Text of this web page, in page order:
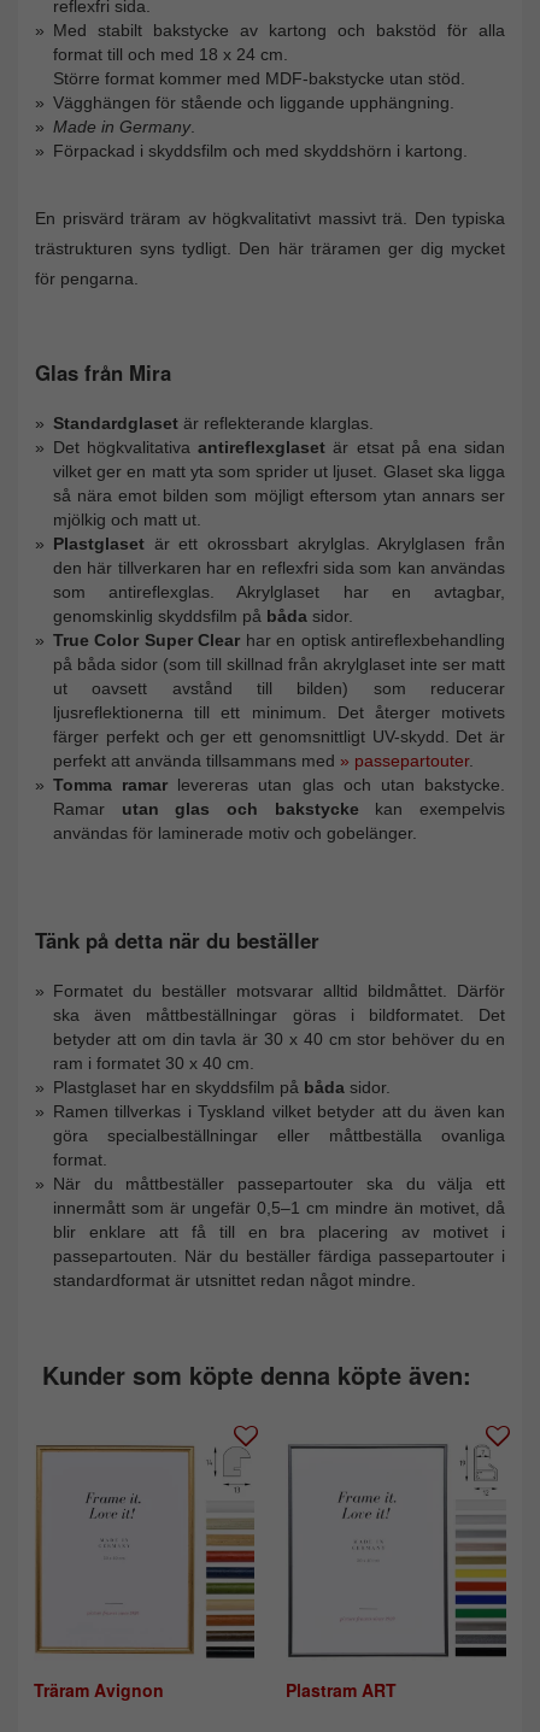
reflexfri sida.
Med stabilt bakstycke av kartong och bakstöd för alla
format till och med 18 x 24 cm.
Större format kommer med MDF-bakstycke utan stöd.
Vägghängen för stående och liggande upphängning.
Made in Germany.
Förpackad i skyddsfilm och med skyddshörn i kartong.
En prisvärd träram av högkvalitativt massivt trä. Den typiska
trästrukturen syns tydligt. Den här träramen ger dig mycket
för pengarna.
Glas från Mira
Standardglaset är reflekterande klarglas.
Det högkvalitativaantireflexglaset är etsat på ena sidan
vilket ger en matt yta som sprider ut ljuset. Glaset ska ligga
så nära emot bilden som möjligt eftersom ytan annars ser
mjölkig och matt ut.
Plastglaset är ett okrossbart akrylglas. Akrylglasen från
den här tillverkaren har en reflexfri sida som kan användas
som antireflexglas. Akrylglaset har en avtagbar,
genomskinlig skyddsfilm på båda sidor.
True Color Super Clear har en optisk antireflexbehandling
på båda sidor (som till skillnad från akrylglaset inte ser matt
ut oavsett avstånd till bilden) som reducerar
ljusreflektionerna till ett minimum. Det återger motivets
färger perfekt och ger ett genomsnittligt UV-skydd. Det är
perfekt att använda tillsammans med » passepartouter.
Tomma ramar levereras utan glas och utan bakstycke.
Ramar utan glas och bakstycke kan exempelvis
användas för laminerade motiv och gobelänger.
Tänk på detta när du beställer
Formatet du beställer motsvarar alltid bildmåttet. Därför
ska även måttbeställningar göras i bildformatet. Det
betyder att om din tavla är 30 x 40 cm stor behöver du en
ram i formatet 30 x 40 cm.
Plastglaset har en skyddsfilm på båda sidor.
Ramen tillverkas i Tyskland vilket betyder att du även kan
göra specialbeställningar eller måttbeställa ovanliga
format.
När du måttbeställer passepartouter ska du välja ett
innermått som är ungefär 0,5–1 cm mindre än motivet, då
blir enklare att få till en bra placering av motivet i
passepartouten. När du beställer färdiga passepartouter i
standardformat är utsnittet redan något mindre.
Kunder som köpte denna köpte även:
Träram Avignon Plastram ART